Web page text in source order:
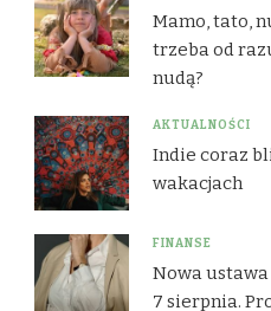
Mamo, tato,
trzeba od
nudą?
AKTUALNOŚCI
Indie coraz
wakacjach
FINANSE
Nowa
7 sierpnia.